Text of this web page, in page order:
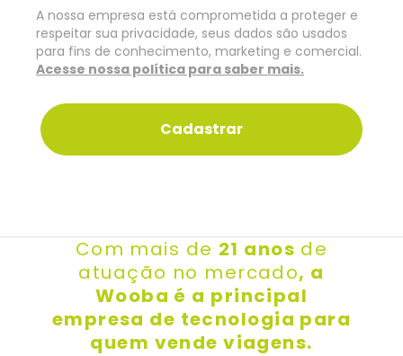
A nossa empresa está comprometida a proteger e
respeitar sua privacidade, seus dados são usados
para fins de conhecimento, marketing e comercial.
Acesse nossa política para saber mais.
Cadastrar
Com mais de 21 anos de
atuação no mercado, a
Wooba é a principal
empresa de tecnologia para
quem vende viagens.